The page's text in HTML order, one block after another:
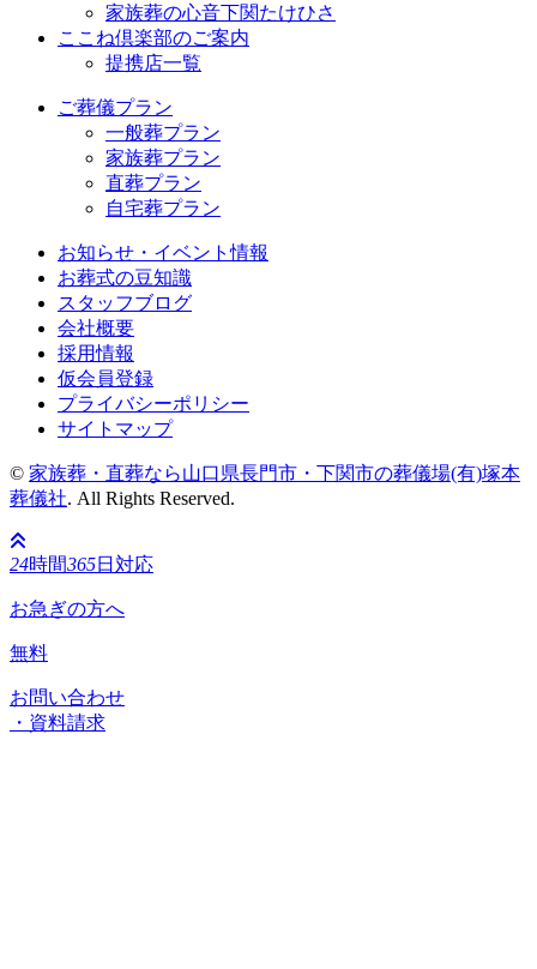
家族葬の心音下関たけひさ
ここね倶楽部のご案内
提携店一覧
ご葬儀プラン
一般葬プラン
家族葬プラン
直葬プラン
自宅葬プラン
お知らせ・イベント情報
お葬式の豆知識
スタッフブログ
会社概要
採用情報
仮会員登録
プライバシーポリシー
サイトマップ
© 家族葬・直葬なら山口県長門市・下関市の葬儀場(有)塚本
葬儀社. All Rights Reserved.
24時間365日対応
お急ぎの方へ
無料
お問い合わせ
・資料請求